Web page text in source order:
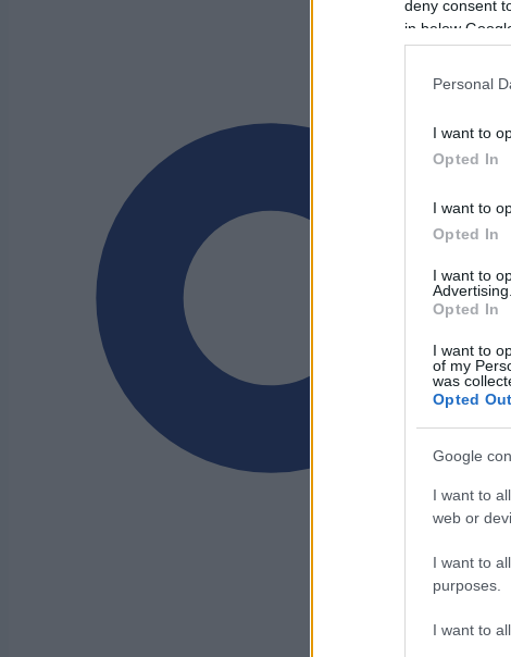
deny consent
in below
Personal
I want to
Opted In
I want to
Opted In
I want to
Advertising.
Opted In
I want to
of my
was
Opted Out
Google
I want to
web or
I want to
purposes.
I want to